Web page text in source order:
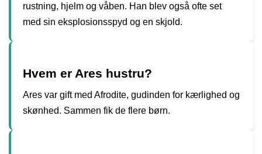
rustning, hjelm og våben. Han blev også ofte set
med sin eksplosionsspyd og en skjold.
Hvem er Ares hustru?
Ares var gift med Afrodite, gudinden for kærlighed og
skønhed. Sammen fik de flere børn.